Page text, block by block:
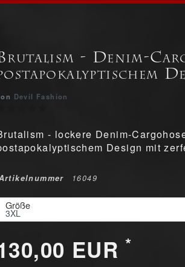
- Denim-
Devil Fashion
- lockere Denim-
Design mit
16049
Größe
EUR*